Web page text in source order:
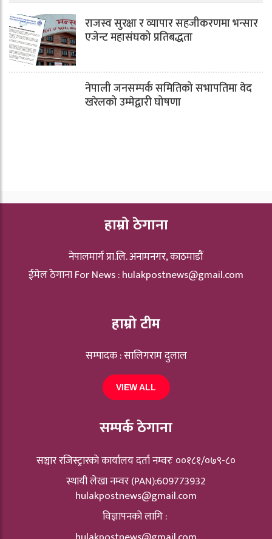
राजस्व सुरक्षा र व्यापार सहजीकरणमा भन्सार
एजेन्ट महासंघको प्रतिबद्धता
नेपाली जनसम्पर्क समितिको सभापतिमा वेद
खरेलको उम्मेद्वारी घोषणा
हाम्रो ठेगाना
नेपालमार्ग प्रा.लि. अनामनगर, काठमाडौं
ईमेल ठेगाना For News :hulakpostnews@gmail.com
हाम्रो टीम
सम्पादक : सालिगराम दुलाल
VIEW ALL
सम्पर्क ठेगाना
सञ्चार रजिस्ट्रारकाे कार्यालय दर्ता नम्वरः ००१८१/०७९-८०
स्थायी लेखा नम्वर (PAN):609773932
hulakpostnews@gmail.com
विज्ञापनको लागि :